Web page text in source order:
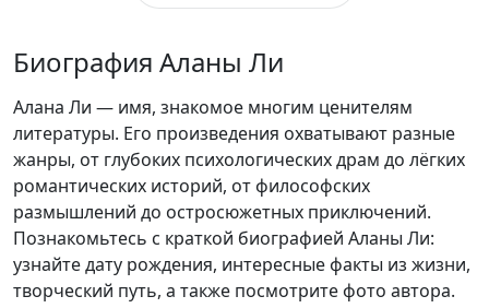
Биография Аланы Ли
Алана Ли — имя, знакомое многим ценителям
литературы. Его произведения охватывают разные
жанры, от глубоких психологических драм до лёгких
романтических историй, от философских
размышлений до остросюжетных приключений.
Познакомьтесь с краткой биографией Аланы Ли:
узнайте дату рождения, интересные факты из жизни,
творческий путь, а также посмотрите фото автора.